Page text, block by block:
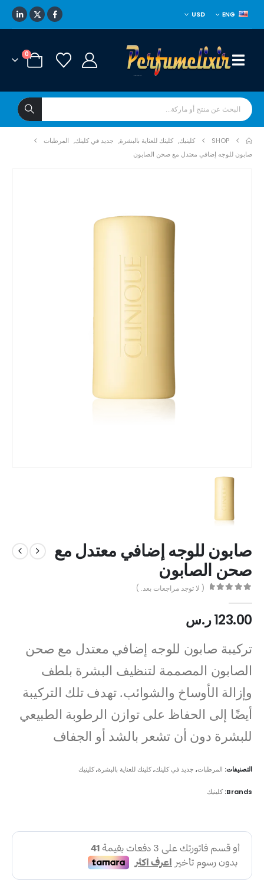
ENG
USD
0
SHOP كلينيك, كلينك للعناية بالبشرة, جديد في كلينك, المرطبات
صابون للوجه إضافي معتدل مع صحن الصابون
صابون للوجه إضافي معتدل مع
صحن الصابون
( لا توجد مراجعات بعد. )
123.00ر.س
تركيبة صابون للوجه إضافي معتدل مع صحن
الصابون المصممة لتنظيف البشرة بلطف
وإزالة الأوساخ والشوائب. تهدف تلك التركيبة
أيضًا إلى الحفاظ على توازن الرطوبة الطبيعي
للبشرة دون أن تشعر بالشد أو الجفاف
التصنيفات: المرطبات, جديد في كلينك,كلينك للعناية بالبشرة,كلينيك
Brands: كلينيك